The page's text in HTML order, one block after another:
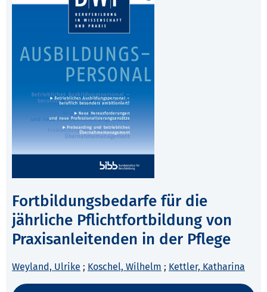
Fortbildungsbedarfe für die
jährliche Pflichtfortbildung von
Praxisanleitenden in der Pflege
Weyland, Ulrike ; Koschel, Wilhelm ; Kettler, Katharina